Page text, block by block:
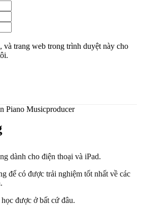
và trang web trong trình duyệt này cho
Piano Musicproducer
dành cho điện thoại và iPad.
để có được trải nghiệm tốt nhất về các
được ở bất cứ đâu.